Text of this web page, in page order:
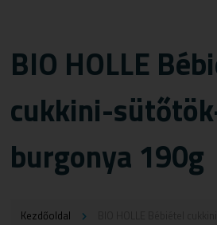
BIO HOLLE
cukkini-
burgonya 190g
Kezdőoldal